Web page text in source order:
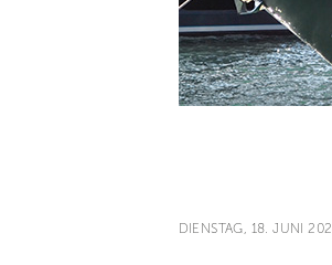
DIENSTAG, 18. JUNI